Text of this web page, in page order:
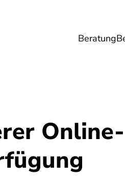
Beratung
Gesundheit
Online-